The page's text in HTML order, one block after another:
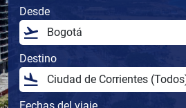
Desde
Destino